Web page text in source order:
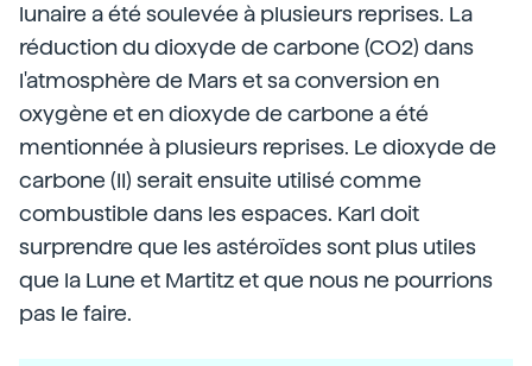
lunaire a été soulevée à plusieurs reprises. La
réduction du dioxyde de carbone (CO2) dans
l'atmosphère de Mars et sa conversion en
oxygène et en dioxyde de carbone a été
mentionnée à plusieurs reprises. Le dioxyde de
carbone (II) serait ensuite utilisé comme
combustible dans les espaces. Karl doit
surprendre que les astéroïdes sont plus utiles
que la Lune et Martitz et que nous ne pourrions
pas le faire.